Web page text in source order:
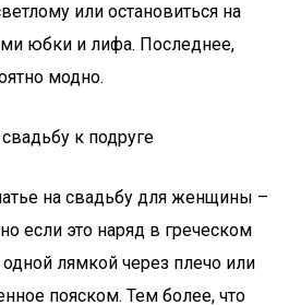
или остановиться на
юбки и лифа. Последнее,
модно.
к подруге
на свадьбу для женщины –
если это наряд в греческом
лямкой через плечо или
пояском. Тем более, что